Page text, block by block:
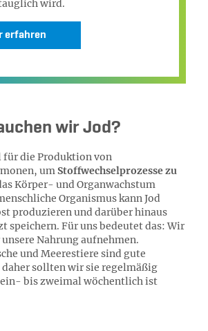
wird.
erfahren
wir Jod?
für die Produktion von
umStoffwechselprozesse zu
Körper- und Organwachstum
Organismus kann Jod
produzieren und darüber hinaus
speichern. Für uns bedeutet das: Wir
unsere Nahrung aufnehmen.
und Meerestiere sind gute
sollten wir sie regelmäßig
bis zweimal wöchentlich ist